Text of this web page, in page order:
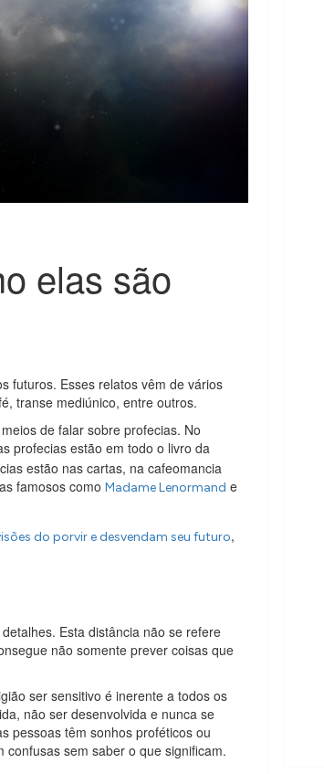
elas são
futuros. Esses relatos vêm de vários
transe mediúnico, entre outros.
de falar sobre profecias. No
profecias estão em todo o livro da
estão nas cartas, na cafeomancia
famosos como Madame Lenormand e
do porvir e desvendam seu futuro,
Esta distância não se refere
não somente prever coisas que
ser sensitivo é inerente a todos os
não ser desenvolvida e nunca se
pessoas têm sonhos proféticos ou
sem saber o que significam.